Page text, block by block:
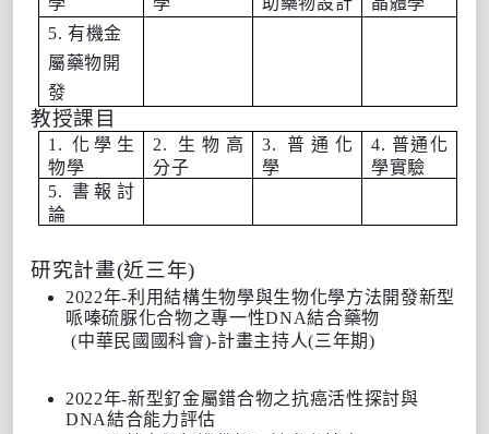
5. 有機金
屬藥物開
發
教授課目
1. 化學生
物學
2. 生物高
分子
3. 普通化
學
4. 普通化
學實驗
5. 書報討
論
研究計畫(近三年)
2022年-利用結構生物學與生物化學方法開發新型
哌嗪硫脲化合物之專一性DNA結合藥物
(中華民國國科會)-計畫主持人(三年期)
2022年-新型釕金屬錯合物之抗癌活性探討與
DNA結合能力評估